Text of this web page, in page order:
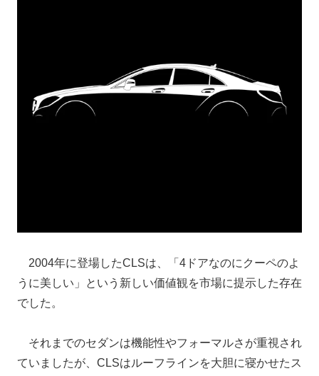
2004年に登場したCLSは、「4ドアなのにクーペのよ
うに美しい」という新しい価値観を市場に提示した存在
でした。
それまでのセダンは機能性やフォーマルさが重視され
ていましたが、CLSはルーフラインを大胆に寝かせたス